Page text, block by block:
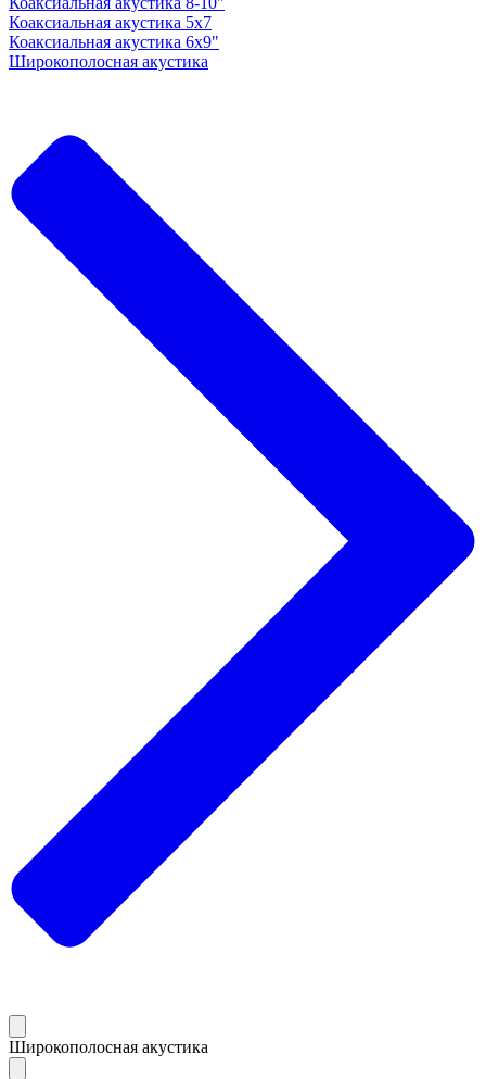
Коаксиальная акустика 5x7
Коаксиальная акустика 6х9"
Широкополосная акустика
Широкополосная акустика